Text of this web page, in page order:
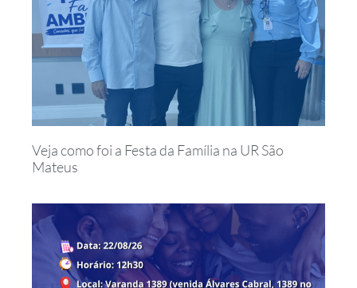
Veja como foi a Festa da Família na UR São
Mateus